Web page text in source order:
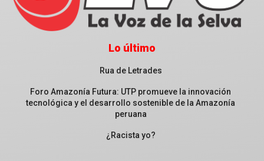
Lo último
Rua de Letrades
Foro Amazonía Futura: UTP promueve la innovación
tecnológica y el desarrollo sostenible de la Amazonía
peruana
¿Racista yo?